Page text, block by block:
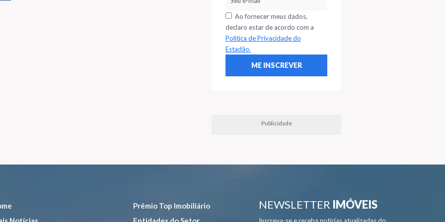
Ao fornecer meus dados,
declaro estar de acordo com a
Política de Privacidade do
Estadão.
Publicidade
Prêmio Top Imobiliário
NEWSLETTER IMÓVEIS